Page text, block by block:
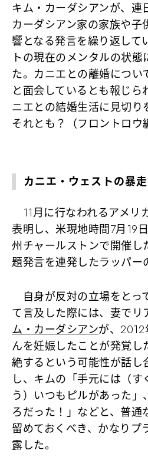
キム・カーダシアンが、連
カーダシアン家の家族や子
響となる発言を繰り返して
トの現在のメンタルの状
た。カニエとの離婚につい
と面会しているとも報じら
ニエとの結婚生活に見切り
それとも？（フロントロウ
カニエ・ウェストの暴
11月に行なわれるアメリ
表明し、米現地時間7月19
州チャールストンで開催し
題発言を連発したラッパー
自身が反対の立場をとっ
て言及した際には、妻でリ
ム・カーダシアンが、2012
んを妊娠したことが発覚し
絶するという可能性が話し
し、キムの「手元には（
う）いつもピルがあった」
ろだった！」などと、普通
留めておくべき、かなりプ
露した。